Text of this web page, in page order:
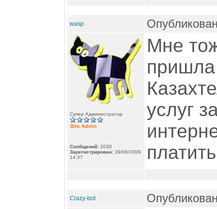
wasp
Супер Администратор
Сообщений: 2036
Зарегистрирован: 29/06/2009
14:37
Мне
пришла
услуг
Crazy-bot